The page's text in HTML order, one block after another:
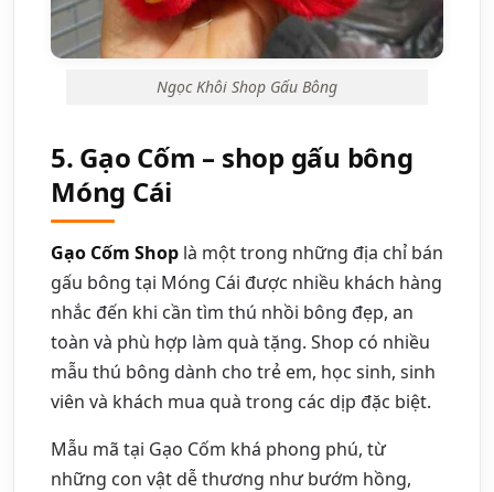
Ngọc Khôi Shop Gấu Bông
5. Gạo Cốm – shop gấu bông
Móng Cái
Gạo Cốm Shop là một trong những địa chỉ bán
gấu bông tại Móng Cái được nhiều khách hàng
nhắc đến khi cần tìm thú nhồi bông đẹp, an
toàn và phù hợp làm quà tặng. Shop có nhiều
mẫu thú bông dành cho trẻ em, học sinh, sinh
viên và khách mua quà trong các dịp đặc biệt.
Mẫu mã tại Gạo Cốm khá phong phú, từ
những con vật dễ thương như bướm hồng,